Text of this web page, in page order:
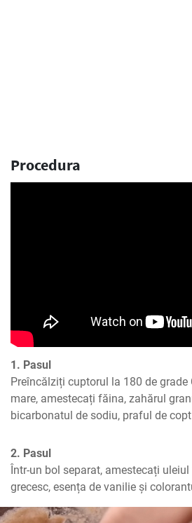
Procedura
1. Pasul
Preîncălziți cuptorul la 180 de grade
mare, amestecați făina, zahărul
bicarbonatul de sodiu, praful de
2. Pasul
Într-un bol separat, amestecați
grecesc, esența de vanilie și